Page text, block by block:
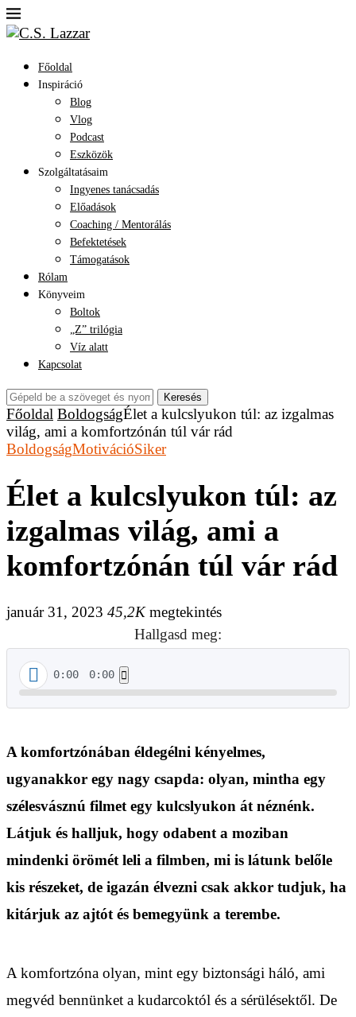
Főoldal
Inspiráció
Blog
Vlog
Podcast
Eszközök
Szolgáltatásaim
Ingyenes tanácsadás
Előadások
Coaching / Mentorálás
Befektetések
Támogatások
Rólam
Könyveim
Boltok
„Z” trilógia
Víz alatt
Kapcsolat
Keresés
Főoldal BoldogságÉlet a kulcslyukon túl: az izgalmas
világ, ami a komfortzónán túl vár rád
BoldogságMotivációSiker
Élet a kulcslyukon túl: az
izgalmas világ, ami a
komfortzónán túl vár rád
január 31, 2023 45,2Kmegtekintés
Hallgasd meg:
0:00 0:00
A komfortzónában éldegélni kényelmes,
ugyanakkor egy nagy csapda: olyan, mintha egy
szélesvásznú filmet egy kulcslyukon át néznénk.
Látjuk és halljuk, hogy odabent a moziban
mindenki örömét leli a filmben, mi is látunk belőle
kis részeket, de igazán élvezni csak akkor tudjuk, ha
kitárjuk az ajtót és bemegyünk a terembe.
A komfortzóna olyan, mint egy biztonsági háló, ami
megvéd bennünket a kudarcoktól és a sérülésektől. De